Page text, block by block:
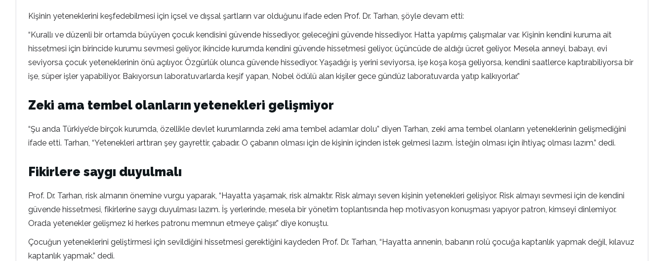
Kişinin yeteneklerini keşfedebilmesi için içsel ve dışsal şartların var olduğunu ifade eden Prof. Dr. Tarhan, şöyle devam etti:
“Kurallı ve düzenli bir ortamda büyüyen çocuk kendisini güvende hissediyor, geleceğini güvende hissediyor. Hatta yapılmış çalışmalar var. Kişinin kendini kuruma ait
hissetmesi için birincide kurumu sevmesi geliyor, ikincide kurumda kendini güvende hissetmesi geliyor, üçüncüde de aldığı ücret geliyor. Mesela anneyi, babayı, evi
seviyorsa çocuk yeteneklerinin önü açılıyor. Özgürlük olunca güvende hissediyor. Yaşadığı iş yerini seviyorsa, işe koşa koşa geliyorsa, kendini saatlerce kaptırabiliyorsa bir
işe, süper işler yapabiliyor. Bakıyorsun laboratuvarlarda keşif yapan, Nobel ödülü alan kişiler gece gündüz laboratuvarda yatıp kalkıyorlar.”
Zeki ama tembel olanların yetenekleri gelişmiyor
“Şu anda Türkiye’de birçok kurumda, özellikle devlet kurumlarında zeki ama tembel adamlar dolu” diyen Tarhan, zeki ama tembel olanların yeteneklerinin gelişmediğini
ifade etti. Tarhan, “Yetenekleri arttıran şey gayrettir, çabadır. O çabanın olması için de kişinin içinden istek gelmesi lazım. İsteğin olması için ihtiyaç olması lazım.” dedi.
Fikirlere saygı duyulmalı
Prof. Dr. Tarhan, risk almanın önemine vurgu yaparak, “Hayatta yaşamak, risk almaktır. Risk almayı seven kişinin yetenekleri gelişiyor. Risk almayı sevmesi için de kendini
güvende hissetmesi, fikirlerine saygı duyulması lazım. İş yerlerinde, mesela bir yönetim toplantısında hep motivasyon konuşması yapıyor patron, kimseyi dinlemiyor.
Orada yetenekler gelişmez ki herkes patronu memnun etmeye çalışır.” diye konuştu.
Çocuğun yeteneklerini geliştirmesi için sevildiğini hissetmesi gerektiğini kaydeden Prof. Dr. Tarhan, “Hayatta annenin, babanın rolü çocuğa kaptanlık yapmak değil, kılavuz
kaptanlık yapmak.” dedi.